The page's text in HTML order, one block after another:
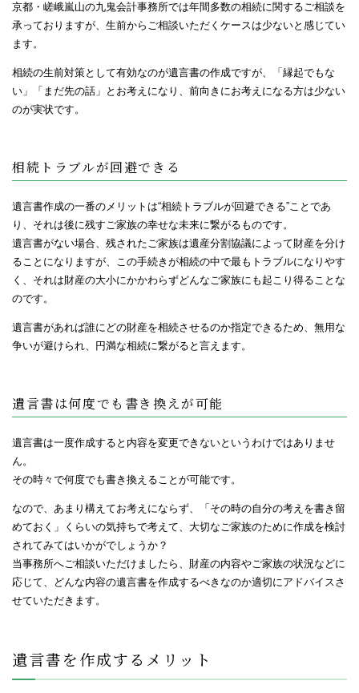
京都・嵯峨嵐山の九鬼会計事務所では年間多数の相続に関するご相談を
承っておりますが、生前からご相談いただくケースは少ないと感じてい
ます。
相続の生前対策として有効なのが遺言書の作成ですが、「縁起でもな
い」「まだ先の話」とお考えになり、前向きにお考えになる方は少ない
のが実状です。
相続トラブルが回避できる
遺言書作成の一番のメリットは“相続トラブルが回避できる”ことであ
り、それは後に残すご家族の幸せな未来に繋がるものです。
遺言書がない場合、残されたご家族は遺産分割協議によって財産を分け
ることになりますが、この手続きが相続の中で最もトラブルになりやす
く、それは財産の大小にかかわらずどんなご家族にも起こり得ることな
のです。
遺言書があれば誰にどの財産を相続させるのか指定できるため、無用な
争いが避けられ、円満な相続に繋がると言えます。
遺言書は何度でも書き換えが可能
遺言書は一度作成すると内容を変更できないというわけではありませ
ん。
その時々で何度でも書き換えることが可能です。
なので、あまり構えてお考えにならず、「その時の自分の考えを書き留
めておく」くらいの気持ちで考えて、大切なご家族のために作成を検討
されてみてはいかがでしょうか？
当事務所へご相談いただけましたら、財産の内容やご家族の状況などに
応じて、どんな内容の遺言書を作成するべきなのか適切にアドバイスさ
せていただきます。
遺言書を作成するメリット